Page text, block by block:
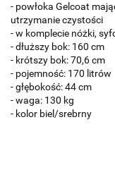
- powłoka Gelcoat
utrzymanie czystości
- w komplecie nóżki,
- dłuższy bok: 160 cm
- krótszy bok: 70,6 cm
- pojemność: 170 litrów
- głębokość: 44 cm
- waga: 130 kg
- kolor biel/srebrny